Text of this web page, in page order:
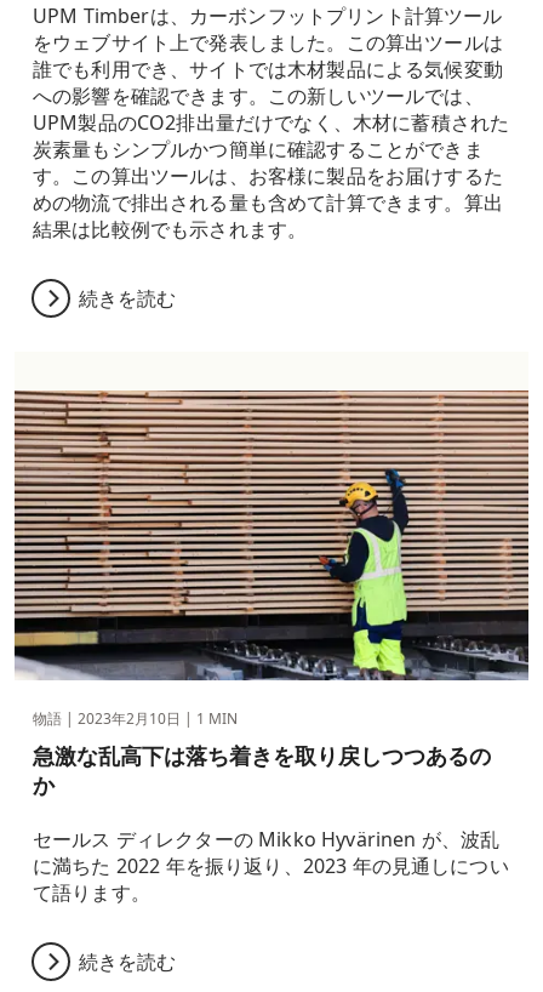
UPM Timberは、カーボンフットプリント計算ツール
をウェブサイト上で発表しました。この算出ツールは
誰でも利用でき、サイトでは木材製品による気候変動
への影響を確認できます。この新しいツールでは、
UPM製品のCO2排出量だけでなく、木材に蓄積された
炭素量もシンプルかつ簡単に確認することができま
す。この算出ツールは、お客様に製品をお届けするた
めの物流で排出される量も含めて計算できます。算出
結果は比較例でも示されます。
続きを読む
物語 | 2023年2月10日 | 1 MIN
急激な乱高下は落ち着きを取り戻しつつあるの
か
セールス ディレクターの Mikko Hyvärinen が、波乱
に満ちた 2022 年を振り返り、2023 年の見通しについ
て語ります。
続きを読む